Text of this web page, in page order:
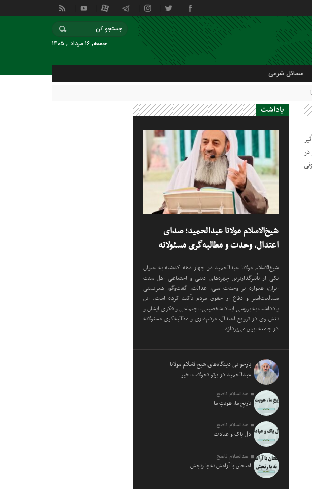
جمعه, ۱۶ مرداد , ۱۴۰۵
مسائل شرعی
یاداشت
شیخ‌الاسلام مولانا عبدالحمید؛ صدای
اعتدال، وحدت و مطالبه‌گری مسئولانه
شیخ‌الاسلام مولانا عبدالحمید در چهار دهه گذشته به عنوان
یکی از تأثیرگذارترین چهره‌های دینی و اجتماعی اهل سنت
ایران، همواره بر وحدت ملی، عدالت، گفت‌وگو، همزیستی
مسالمت‌آمیز و دفاع از حقوق مردم تأکید کرده است. این
یادداشت به بررسی ابعاد شخصیتی، اجتماعی و فکری ایشان و
نقش وی در ترویج اعتدال، مردم‌داری و مطالبه‌گری مسئولانه
در جامعه ایران می‌پردازد.
بازخوانی دیدگاه‌های شیخ‌الاسلام مولانا
عبدالحمید در پرتو تحولات اخیر
عبدالسلام ناصح
تاریخِ ما، هویتِ ما
عبدالسلام ناصح
دل پاک و عبادت
عبدالسلام ناصح
امتحان با آرامش نه با رنجش